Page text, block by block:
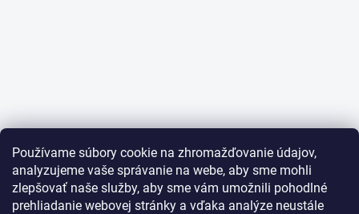
Používame súbory cookie na zhromažďovanie údajov,
analyzujeme vaše správanie na webe, aby sme mohli
zlepšovať naše služby, aby sme vám umožnili pohodlné
prehliadanie webovej stránky a vďaka analýze neustále